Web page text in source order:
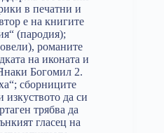
в печатни и
е на книгите
(пародия);
романите
на иконата и
Богомил 2.
сборниците
да си
трябва да
гласец на